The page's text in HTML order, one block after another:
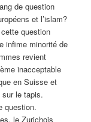
de question
et l’islam?
question
infime minorité de
revient
inacceptable
en Suisse et
le tapis.
question.
le Zurichois